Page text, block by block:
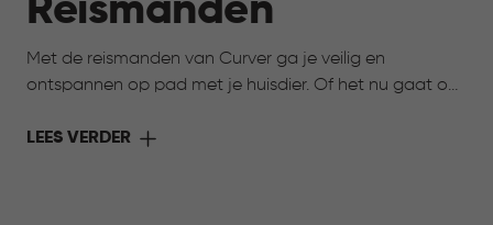
Reismanden
Met de reismanden van Curver ga je veilig en
ontspannen op pad met je huisdier. Of het nu gaat om
reis: een stevige en comfortabele reismand biedt rust
LEES VERDER